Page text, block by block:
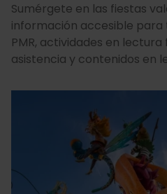
Sumérgete en las fiestas
información accesible para
PMR, actividades en
asistencia y contenidos en